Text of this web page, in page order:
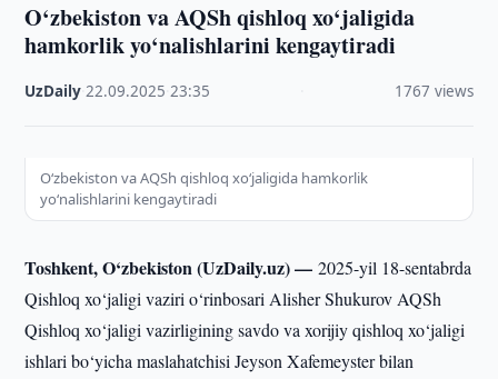
O‘zbekiston va AQSh qishloq xo‘jaligida
hamkorlik yo‘nalishlarini kengaytiradi
UzDaily ·22.09.2025 ·23:35 1767 views
O‘zbekiston va AQSh qishloq xo‘jaligida hamkorlik
yo‘nalishlarini kengaytiradi
Toshkent, O‘zbekiston (UzDaily.uz) —2025-yil 18-sentabrda
Qishloq xo‘jaligi vaziri o‘rinbosari Alisher Shukurov AQSh
Qishloq xo‘jaligi vazirligining savdo va xorijiy qishloq xo‘jaligi
ishlari bo‘yicha maslahatchisi Jeyson Xafemeyster bilan